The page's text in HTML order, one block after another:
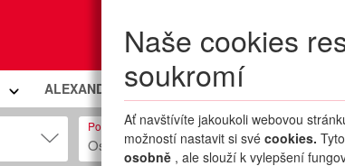
MojePřihlášení
Naše cookies
soukromí
Ať navštívíte jakoukoli webovou
možností nastavit si své cookies.
osobně , ale slouží k vylepšení
ALEXANDRIA PREMIUM CLUB
Počet osob
Osob: 2 + 0